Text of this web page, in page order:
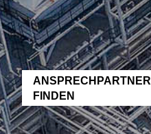
ANSPRECHPARTNER
FINDEN